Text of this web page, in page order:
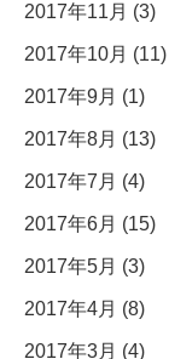
2017年11月 (3)
2017年10月 (11)
2017年9月 (1)
2017年8月 (13)
2017年7月 (4)
2017年6月 (15)
2017年5月 (3)
2017年4月 (8)
2017年3月 (4)